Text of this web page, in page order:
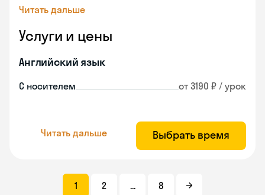
Читать дальше
Услуги и цены
Английский язык
С носителем от 3190 ₽ / урок
Читать дальше Выбрать время
1 2 ... 8